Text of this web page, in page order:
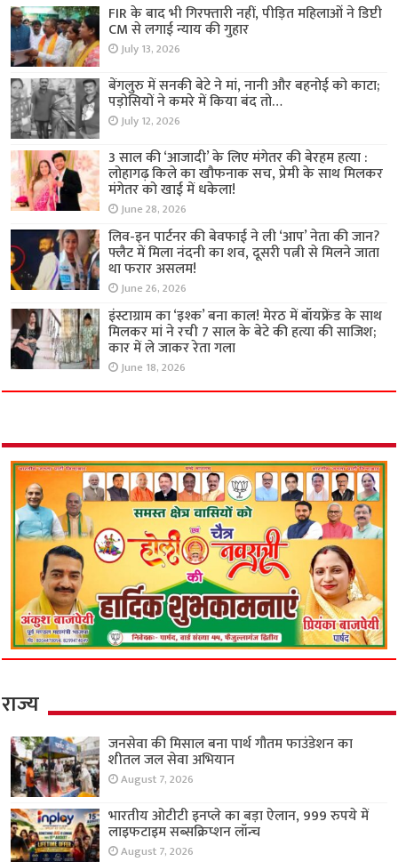
FIR के बाद भी गिरफ्तारी नहीं, पीड़ित महिलाओं ने डिप्टी
CM से लगाई न्याय की गुहार
July 13, 2026
बेंगलुरु में सनकी बेटे ने मां, नानी और बहनोई को काटा;
पड़ोसियों ने कमरे में किया बंद तो…
July 12, 2026
3 साल की ‘आजादी’ के लिए मंगेतर की बेरहम हत्या :
लोहागढ़ किले का खौफनाक सच, प्रेमी के साथ मिलकर
मंगेतर को खाई में धकेला!
June 28, 2026
लिव-इन पार्टनर की बेवफाई ने ली ‘आप’ नेता की जान?
फ्लैट में मिला नंदनी का शव, दूसरी पत्नी से मिलने जाता
था फरार असलम!
June 26, 2026
इंस्टाग्राम का ‘इश्क’ बना काल! मेरठ में बॉयफ्रेंड के साथ
मिलकर मां ने रची 7 साल के बेटे की हत्या की साजिश;
कार में ले जाकर रेता गला
June 18, 2026
राज्य
जनसेवा की मिसाल बना पार्थ गौतम फाउंडेशन का
शीतल जल सेवा अभियान
August 7, 2026
भारतीय ओटीटी इनप्ले का बड़ा ऐलान, 999 रुपये में
लाइफटाइम सब्सक्रिप्शन लॉन्च
August 7, 2026